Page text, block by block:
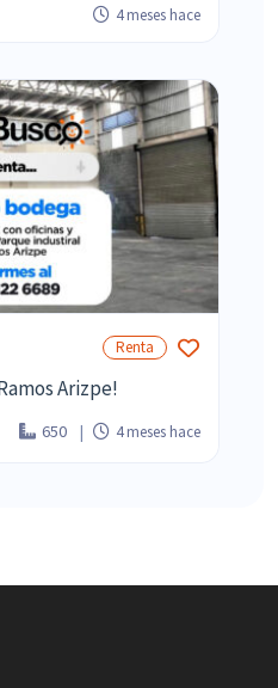
4 meses hace
Renta
Arizpe!
650 4 meses hace